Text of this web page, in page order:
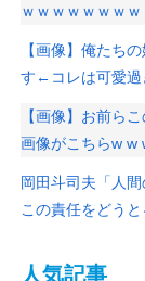
ｗｗｗｗｗｗｗｗ
【画像】俺たち
す←コレは可愛過
【画像】お前ら
画像がこちらw w
岡田斗司夫「人
この責任をどうと
人気記事